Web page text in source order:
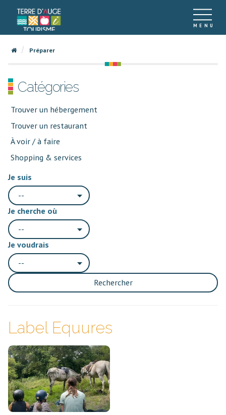
Préparer
Catégories
Trouver un hébergement
Trouver un restaurant
À voir / à faire
Shopping & services
Je suis
--
Je cherche où
--
Je voudrais
--
Rechercher
Label Equures